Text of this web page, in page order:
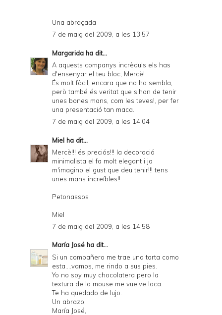
Una abraçada
7 de maig del 2009, a les 13:57
Margarida ha dit...
A aquests companys incrèduls els has
d'ensenyar el teu bloc, Mercè!
És molt fàcil, encara que no ho sembla,
però també és veritat que s'han de tenir
unes bones mans, com les teves!, per fer
una presentació tan maca.
7 de maig del 2009, a les 14:04
Miel ha dit...
Mercè!!! és preciós!!! la decoració
minimalista el fa molt elegant i ja
m'imagino el gust que deu tenir!!! tens
unes mans increíbles!!
Petonassos
Miel
7 de maig del 2009, a les 14:58
María José ha dit...
Si un compañero me trae una tarta como
esta....vamos, me rindo a sus pies.
Yo no soy muy chocolatera pero la
textura de la mouse me vuelve loca.
Te ha quedado de lujo.
Un abrazo,
María José,